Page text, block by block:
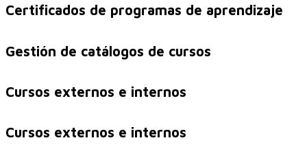
SAP SuccessFactors Employee Central
Certificados de programas de aprendizaje
Gestión de catálogos de cursos
Cursos externos e internos
Cursos externos e internos